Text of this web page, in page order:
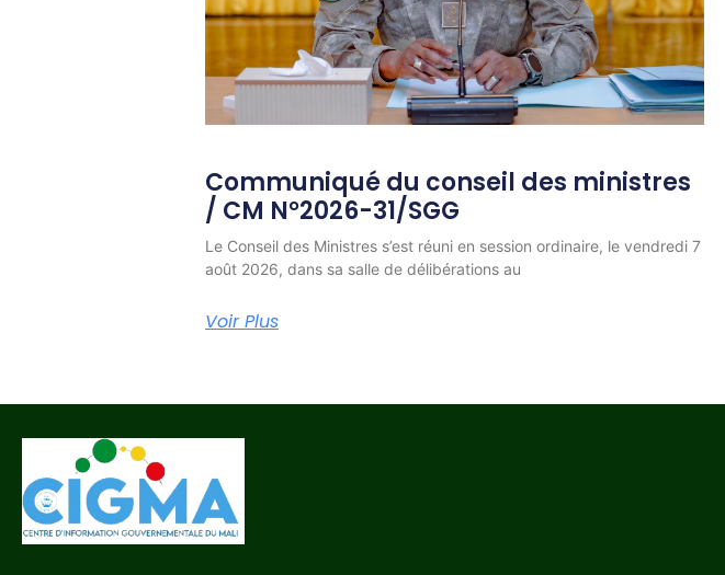
Communiqué du conseil des ministres
/ CM N°2026-31/SGG
Le Conseil des Ministres s’est réuni en session ordinaire, le vendredi 7
août 2026, dans sa salle de délibérations au
Voir Plus